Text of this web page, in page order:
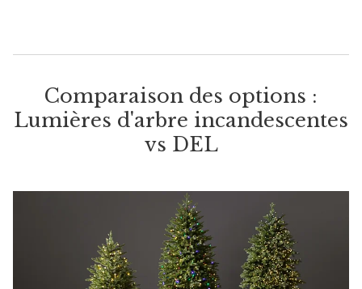
Comparaison des options :
Lumières d'arbre incandescentes
vs DEL